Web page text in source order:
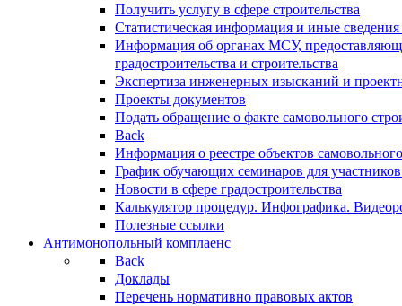
Получить услугу в сфере строительства
Статистическая информация и иные сведения
Информация об органах МСУ,
градостроительства и строительства
Экспертиза инженерных изысканий и
Проекты документов
Подать обращение о факте самовольного
Back
Информация о реестре объектов
График обучающих семинаров для участников
Новости в сфере градостроительства
Калькулятор процедур. Инфографика.
Полезные ссылки
Антимонопольный комплаенс
Back
Доклады
Перечень нормативно правовых актов